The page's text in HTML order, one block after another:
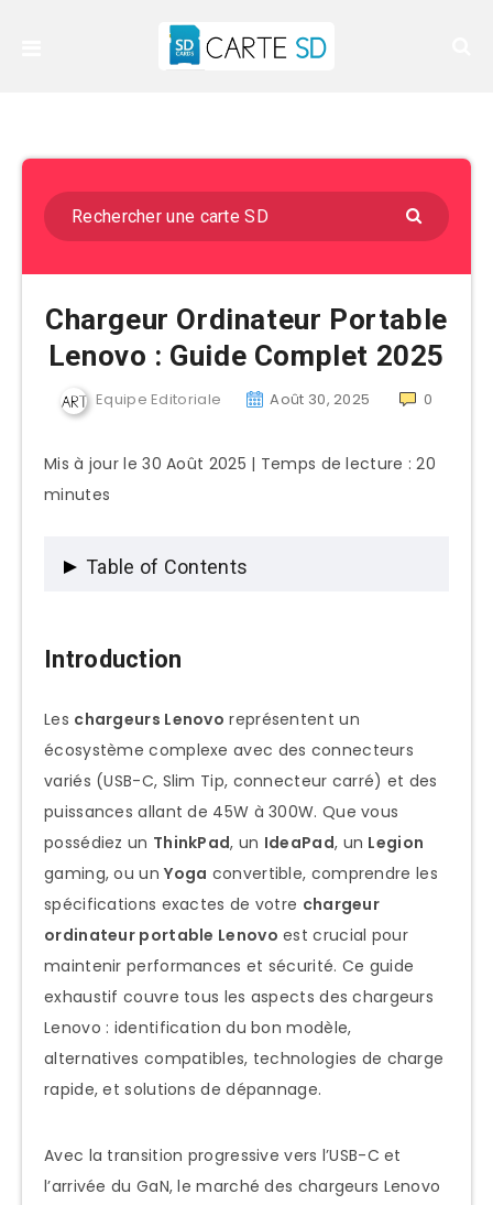
Chargeur Ordinateur Portable
Lenovo : Guide Complet 2025
Equipe Editoriale Août 30, 2025 0
Mis à jour le 30 Août 2025 | Temps de lecture : 20
minutes
Table of Contents
Types de Connecteurs Lenovo
USB-C / USB Type-C (2016+)
Slim Tip (Rectangle Jaune)
Connecteur Carré (Square Tip)
Connecteur Rond Classique (Barrel)
Connecteur Propriétaire Legion
Notre selection des meilleurs Chargeurs
lenovo par Gamme ThinkPad
ThinkPad X1 Carbon / X1 Yoga
ThinkPad T Series (T14/T15/T16)
ThinkPad E Series (Budget Pro)
Chargeurs IdeaPad et Yoga
Introduction
Les chargeurs Lenovo représentent un
écosystème complexe avec des connecteurs
variés (USB-C, Slim Tip, connecteur carré) et des
puissances allant de 45W à 300W. Que vous
possédiez un ThinkPad, un IdeaPad, un Legion
gaming, ou unYoga convertible, comprendre les
spécifications exactes de votre chargeur
ordinateur portable Lenovo est crucial pour
maintenir performances et sécurité. Ce guide
exhaustif couvre tous les aspects des chargeurs
Lenovo : identification du bon modèle,
alternatives compatibles, technologies de charge
rapide, et solutions de dépannage.
Avec la transition progressive vers l’USB-C et
l’arrivée du GaN, le marché des chargeurs Lenovo